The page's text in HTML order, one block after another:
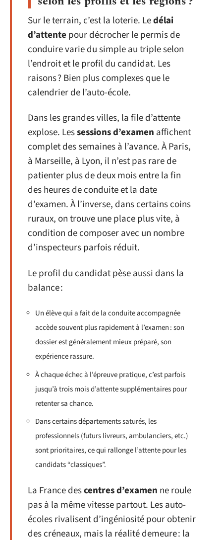
Sur le terrain, c’est la loterie. Ledélai
d’attente pour décrocher le permis de
conduire varie du simple au triple selon
l’endroit et le profil du candidat. Les
raisons ? Bien plus complexes que le
calendrier de l’auto-école.
Dans les grandes villes, la file d’attente
explose. Lessessions d’examen affichent
complet des semaines à l’avance. À Paris,
à Marseille, à Lyon, il n’est pas rare de
patienter plus de deux mois entre la fin
des heures de conduite et la date
d’examen. À l’inverse, dans certains coins
ruraux, on trouve une place plus vite, à
condition de composer avec un nombre
d’inspecteurs parfois réduit.
Le profil du candidat pèse aussi dans la
balance :
Un élève qui a fait de la conduite accompagnée
accède souvent plus rapidement à l’examen : son
dossier est généralement mieux préparé, son
expérience rassure.
À chaque échec à l’épreuve pratique, c’est parfois
jusqu’à trois mois d’attente supplémentaires pour
retenter sa chance.
Dans certains départements saturés, les
professionnels (futurs livreurs, ambulanciers, etc.)
sont prioritaires, ce qui rallonge l’attente pour les
candidats “classiques”.
La France descentres d’examen ne roule
pas à la même vitesse partout. Les auto-
écoles rivalisent d’ingéniosité pour obtenir
des créneaux, mais la réalité demeure : la